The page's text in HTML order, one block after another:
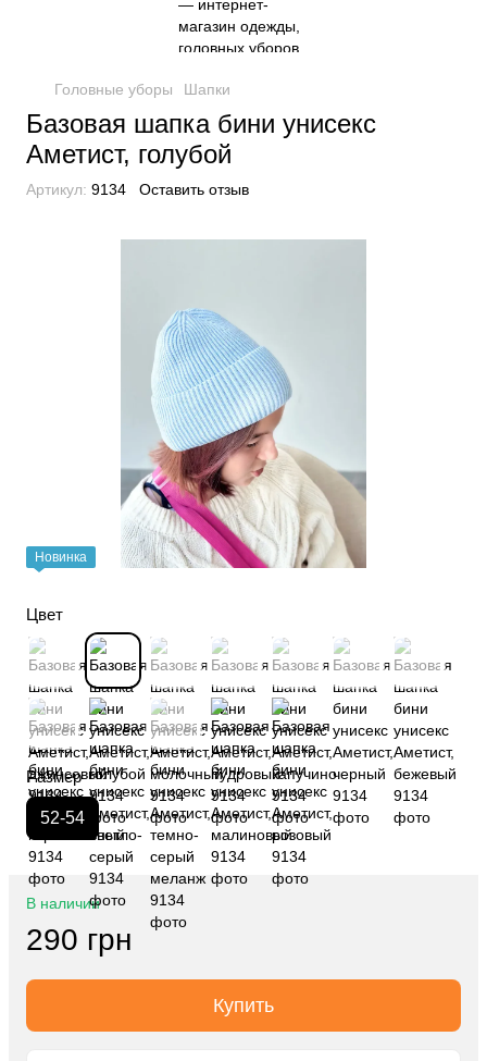
Головные уборы Шапки
Базовая шапка бини унисекс
Аметист, голубой
Артикул: 9134 Оставить отзыв
Новинка
Цвет
Размер
52-54
В наличии
290 грн
Купить